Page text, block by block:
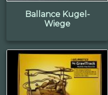
Ballance Kugel-
Wiege